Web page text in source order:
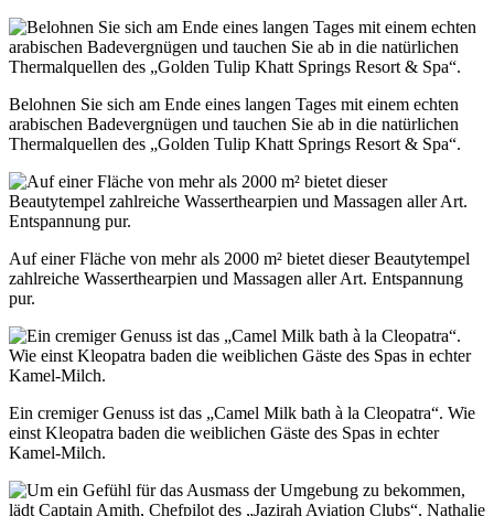
Belohnen Sie sich am Ende eines langen Tages mit einem echten
arabischen Badevergnügen und tauchen Sie ab in die natürlichen
Thermalquellen des „Golden Tulip Khatt Springs Resort & Spa“.
Auf einer Fläche von mehr als 2000 m² bietet dieser Beautytempel
zahlreiche Wasserthearpien und Massagen aller Art. Entspannung
pur.
Ein cremiger Genuss ist das „Camel Milk bath à la Cleopatra“. Wie
einst Kleopatra baden die weiblichen Gäste des Spas in echter
Kamel-Milch.